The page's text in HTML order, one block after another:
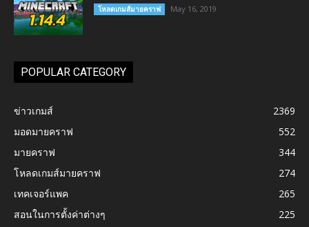
โหลดเกมส์มายคราฟ May 16, 2019
POPULAR CATEGORY
ข่าวเกมส์
2369
มอดมายคราฟ
552
มายคราฟ
344
โหลดเกมส์มายคราฟ
274
เทคเจอร์แพค
265
สอนในการตั้งค่าต่างๆ
225